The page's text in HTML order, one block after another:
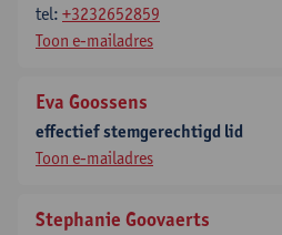
tel: +3232652859
Toon e-mailadres
Eva Goossens
effectief stemgerechtigd lid
Toon e-mailadres
Stephanie Goovaerts